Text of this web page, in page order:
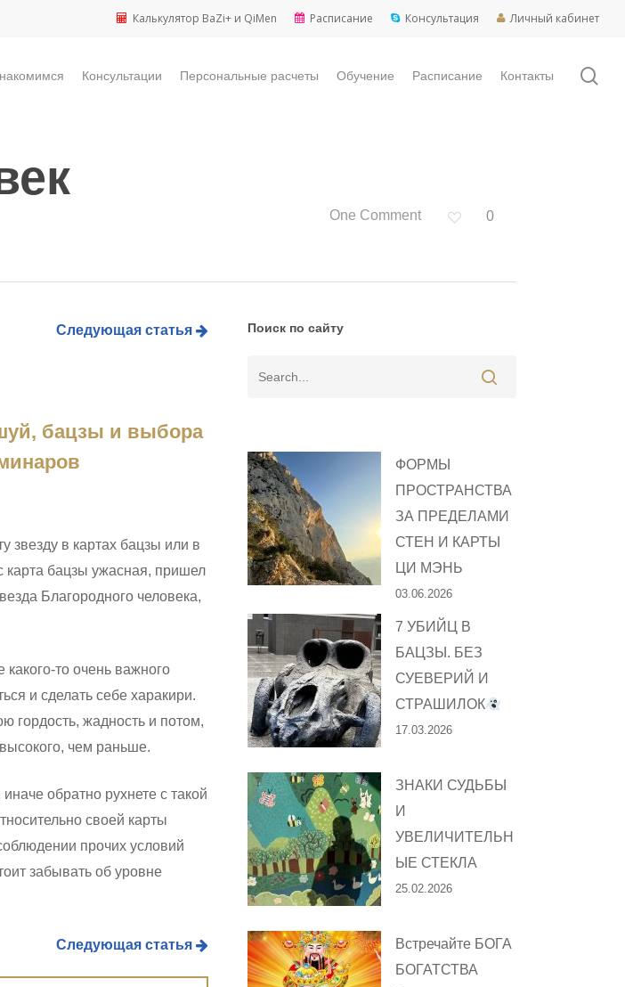
Калькулятор BaZi+ и QiMen Расписание Консультация Личный кабинет
Консультации Персональные расчеты Обучение Расписание Контакты
One Comment 0
Следующая статья
бацзы и выбора
звезду в картах бацзы или в
бацзы ужасная, пришел
Благородного человека,
какого-то очень важного
и сделать себе харакири.
гордость, жадность и потом,
чем раньше.
обратно рухнете с такой
своей карты
прочих условий
забывать об уровне
Следующая статья
Поиск по сайту
ФОРМЫ
ПРОСТРАНСТВА
ЗА ПРЕДЕЛАМИ
СТЕН И КАРТЫ
ЦИ МЭНЬ
03.06.2026
7 УБИЙЦ В
БАЦЗЫ. БЕЗ
СУЕВЕРИЙ И
СТРАШИЛОК
17.03.2026
ЗНАКИ СУДЬБЫ
И
УВЕЛИЧИТЕЛЬН
ЫЕ СТЕКЛА
25.02.2026
Встречайте БОГА
БОГАТСТВА